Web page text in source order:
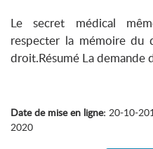
Le secret médical
respecter la mémoire du
droit.Résumé La demande
Date de mise en ligne: 20-10-
2020